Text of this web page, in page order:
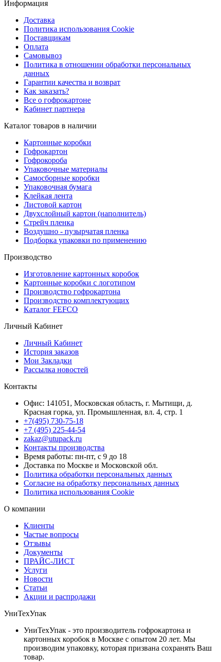
Информация
Доставка
Политика использования Cookie
Поставщикам
Оплата
Самовывоз
Политика в отношении обработки персональных
данных
Гарантии качества и возврат
Как заказать?
Все о гофрокартоне
Кабинет партнера
Каталог товаров в наличии
Картонные коробки
Гофрокартон
Гофрокороба
Упаковочные материалы
Самосборные коробки
Упаковочная бумага
Клейкая лента
Листовой картон
Двухслойный картон (наполнитель)
Стрейч пленка
Воздушно - пузырчатая пленка
Подборка упаковки по применению
Производство
Изготовление картонных коробок
Картонные коробки с логотипом
Производство гофрокартона
Производство комплектующих
Каталог FEFCO
Личный Кабинет
Личный Кабинет
История заказов
Мои Закладки
Рассылка новостей
Контакты
Офис: 141051, Московская область, г. Мытищи, д.
Красная горка, ул. Промышленная, вл. 4, стр. 1
+7(495) 730-75-18
+7 (495) 225-44-54
zakaz@utupack.ru
Контакты производства
Время работы: пн-пт, с 9 до 18
Доставка по Москве и Московской обл.
Политика обработки персональных данных
Согласие на обработку персональных данных
Политика использования Cookie
О компании
Клиенты
Частые вопросы
Отзывы
Документы
ПРАЙС-ЛИСТ
Услуги
Новости
Статьи
Акции и распродажи
УниТехУпак
УниТехУпак - это производитель гофрокартона и
картонных коробок в Москве с опытом 20 лет. Мы
производим упаковку, которая призвана сохранять Ваш
товар.